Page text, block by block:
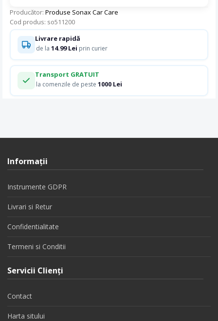
Producător: Produse Sonax Car Care
Cod produs: so511200
Livrare rapidă
de la 14.99 Lei prin curier
Transport GRATUIT
la comenzile de peste 1000 Lei
Informaţii
Instrumente GDPR
Livrari si Retur
Confidentialitate
Termeni si Conditii
Servicii Clienţi
Contact
Harta sitului